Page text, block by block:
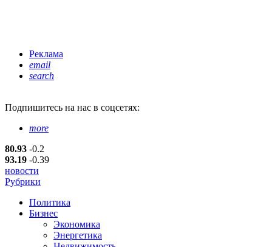
Реклама
email
search
Подпишитесь на нас в соцсетях:
more
80.93 -0.2
93.19 -0.39
новости
Рубрики
Политика
Бизнес
Экономика
Энергетика